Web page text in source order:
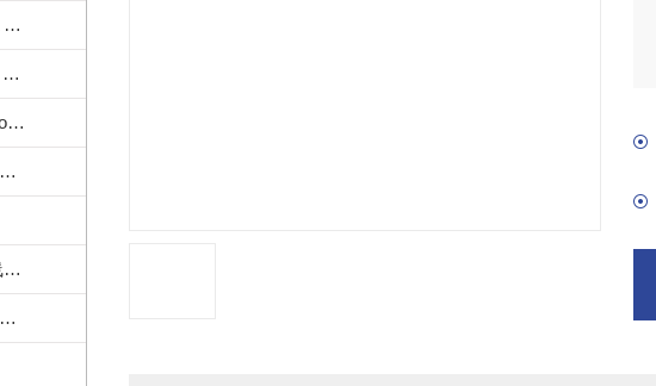
N型热电偶线,美国omega N型热电偶线
E型热电偶线,美国omega E型热电偶线
R/S热电偶补偿导线,美国omega热电偶补偿导线
omega C型钨铼热电偶补偿导线
常用美国Omega热电偶线订做样式
中国台湾茂泰热电偶测温线|耐温260度